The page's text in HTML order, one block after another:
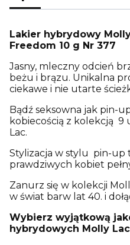
Lakier hybrydowy
Freedom 10 g Nr 377
Jasny, mleczny odcień
beżu i brązu. Unikalna
ciekawe i nie utarte
Bądź seksowna jak pin-
kobiecością z kolekcją
Lac.
Stylizacja w stylu pin-up
prawdziwych kobiet
Zanurz się w kolekcji
w świat barw lat 40. i
Wybierz wyjątkową
hybrydowych Molly